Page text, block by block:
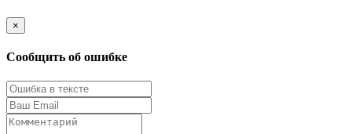
×
Сообщить об ошибке